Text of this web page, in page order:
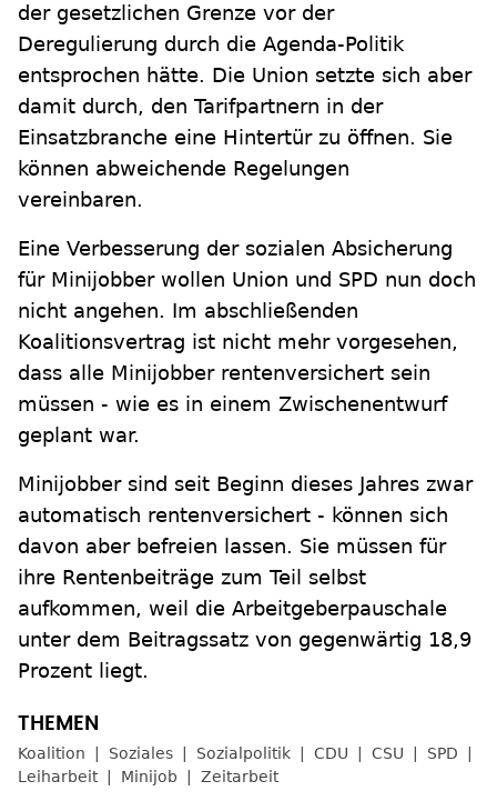
der gesetzlichen Grenze vor der
Deregulierung durch die Agenda-Politik
entsprochen hätte. Die Union setzte sich aber
damit durch, den Tarifpartnern in der
Einsatzbranche eine Hintertür zu öffnen. Sie
können abweichende Regelungen
vereinbaren.
Eine Verbesserung der sozialen Absicherung
für Minijobber wollen Union und SPD nun doch
nicht angehen. Im abschließenden
Koalitionsvertrag ist nicht mehr vorgesehen,
dass alle Minijobber rentenversichert sein
müssen - wie es in einem Zwischenentwurf
geplant war.
Minijobber sind seit Beginn dieses Jahres zwar
automatisch rentenversichert - können sich
davon aber befreien lassen. Sie müssen für
ihre Rentenbeiträge zum Teil selbst
aufkommen, weil die Arbeitgeberpauschale
unter dem Beitragssatz von gegenwärtig 18,9
Prozent liegt.
Koalition Soziales Sozialpolitik CDU CSU
SPD
Leiharbeit
Minijob Zeitarbeit